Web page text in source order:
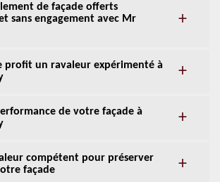
de façade offerts
sans engagement avec Mr
profit un ravaleur expérimenté à
de votre façade à
compétent pour préserver
façade